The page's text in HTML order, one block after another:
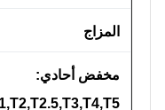
المزاج
مخفض أحادي:
T1,T2,T2.5,T3,T4,T5